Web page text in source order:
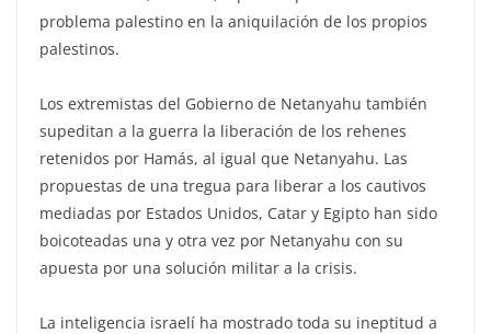
problema palestino en la aniquilación de los propios
palestinos.
Los extremistas del Gobierno de Netanyahu también
supeditan a la guerra la liberación de los rehenes
retenidos por Hamás, al igual que Netanyahu. Las
propuestas de una tregua para liberar a los cautivos
mediadas por Estados Unidos, Catar y Egipto han sido
boicoteadas una y otra vez por Netanyahu con su
apuesta por una solución militar a la crisis.
La inteligencia israelí ha mostrado toda su ineptitud a